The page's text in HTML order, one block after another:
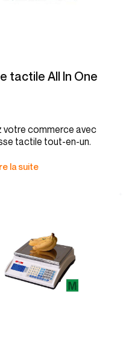
tactile All In One
votre commerce avec
tactile tout-en-un.
la suite